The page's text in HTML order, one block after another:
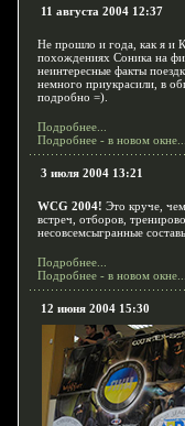
11 августа 2004 12:37
Не прошло и года, как я и
похождениях Соника на
неинтересные факты
немного приукрасили, в
подробно =).
Подробнее...
Подробнее - в новом окне...
3 июля 2004 13:21
WCG 2004! Это круче,
встреч, отборов,
несовсемсыгранные
Подробнее...
Подробнее - в новом окне...
12 июня 2004 15:30